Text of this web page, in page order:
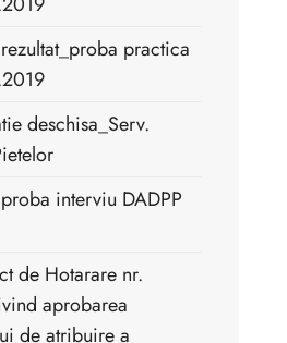
practica
deschisa_Serv.
interviu DADPP
de Hotarare nr.
aprobarea
de atribuire a